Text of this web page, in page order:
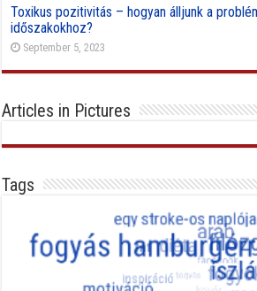
Toxikus pozitivitás – hogyan álljunk a
időszakokhoz?
September 5, 2023
Articles in Pictures
Tags